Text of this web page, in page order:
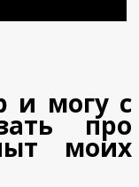
могу с
про
моих